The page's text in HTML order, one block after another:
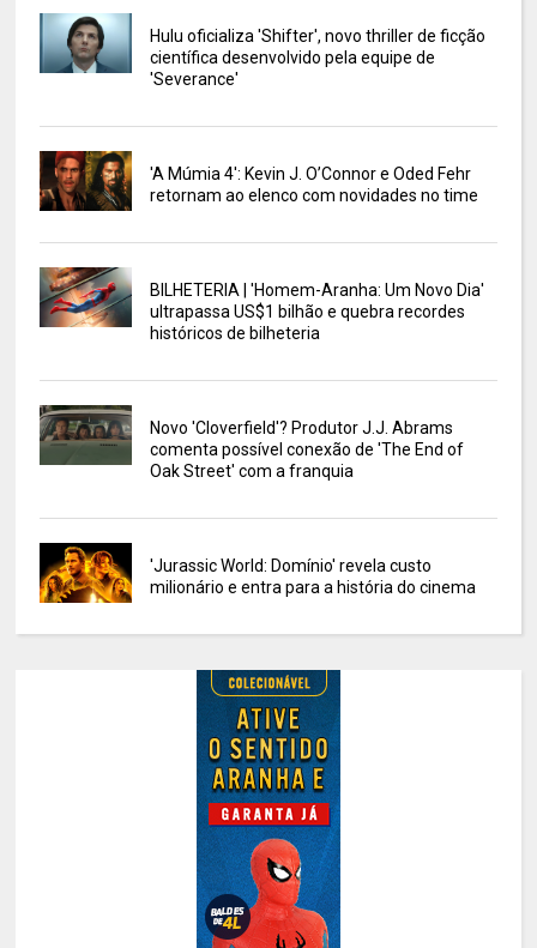
Hulu oficializa 'Shifter', novo thriller de ficção
científica desenvolvido pela equipe de
'Severance'
'A Múmia 4': Kevin J. O’Connor e Oded Fehr
retornam ao elenco com novidades no time
BILHETERIA | 'Homem-Aranha: Um Novo Dia'
ultrapassa US$1 bilhão e quebra recordes
históricos de bilheteria
Novo 'Cloverfield'? Produtor J.J. Abrams
comenta possível conexão de 'The End of
Oak Street' com a franquia
'Jurassic World: Domínio' revela custo
milionário e entra para a história do cinema